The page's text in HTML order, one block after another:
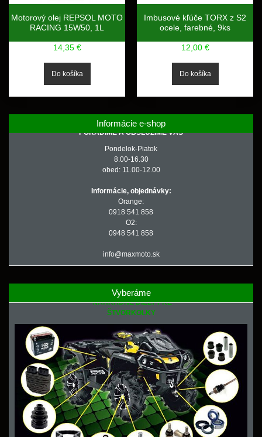
Motorový olej REPSOL MOTO
RACING 15W50, 1L
14,35 €
Imbusové kľúče TORX z S2
ocele, farebné, 9ks
12,00 €
Informácie e-shop
PORADÍME A OBSLÚŽIME VÁS
Pondelok-Piatok
8.00-16.30
obed: 11.00-12.00
Informácie, objednávky:
Orange:
0918 541 858
O2:
0948 541 858
info@maxmoto.sk
Vyberáme
NÁHRADNÉ DIELY PRE
ŠTVORKOLKY